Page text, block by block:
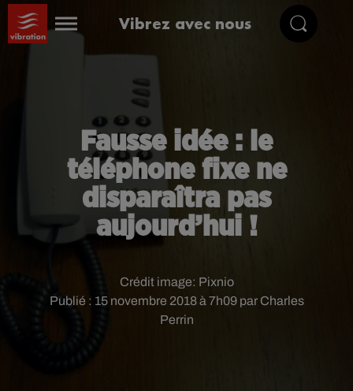
Vibrez avec nous
Fausse idée : le
téléphone fixe ne
disparaîtra pas
aujourd’hui !
Publié : 15 novembre 2018 à 7h09 par Charles
Perrin
Crédit image: Pixnio